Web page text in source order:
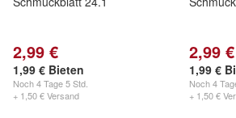
2,99 €
1,99 € Bieten
Noch4 Tage 5 Std.
+ 1,50 € Versand
2,99 €
1,99 €
Noch4
+ 1,50 €